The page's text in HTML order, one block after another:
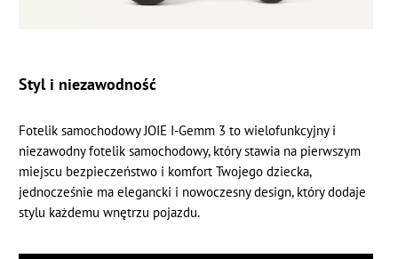
Styl i niezawodność
Fotelik samochodowy JOIE I-Gemm 3 to wielofunkcyjny i
niezawodny fotelik samochodowy, który stawia na pierwszym
miejscu bezpieczeństwo i komfort Twojego dziecka,
jednocześnie ma elegancki i nowoczesny design, który dodaje
stylu każdemu wnętrzu pojazdu.